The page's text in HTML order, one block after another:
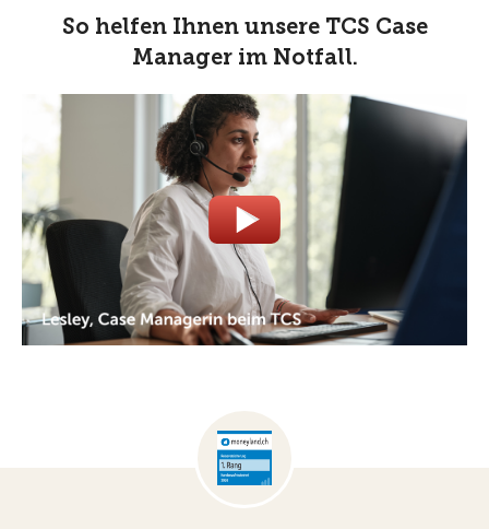
So helfen Ihnen unsere TCS Case
Manager im Notfall.